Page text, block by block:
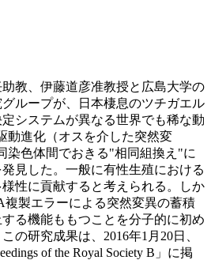
教、伊藤道彦准教授と広島大学の
ループが、日本棲息のツチガエル
定システムが異なる世界でも稀な動
動進化（オスを介した突然変
染色体間でおきる"相同組換え"に
見した。一般に有性生殖における
性に貢献すると考えられる。しか
複製エラーによる突然変異の蓄積
る機能ももつことを分子的に初め
の研究成果は、2016年1月20日、
of the Royal Society B」に掲